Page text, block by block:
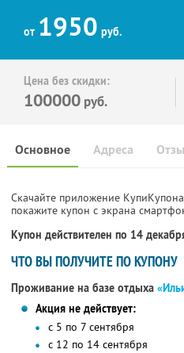
от 1950 руб.
Цена без скидки:
100000 руб.
Основное Адреса
Скачайте приложение
покажите купон с экрана
Купон действителен по 14
ЧТО ВЫ ПОЛУЧИТЕ ПО КУПОНУ
Проживание на базе отдыха
Акция не действует:
с 5 по 7 сентября
с 12 по 14 сентября